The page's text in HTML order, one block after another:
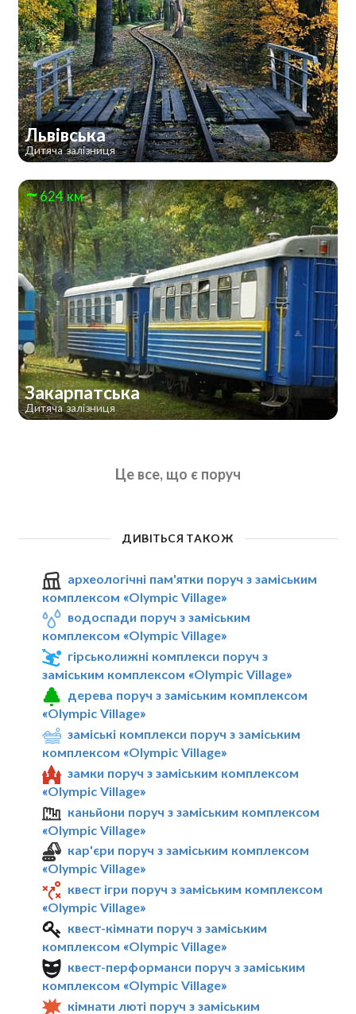
Львівська
Дитяча залізниця
624 км
Закарпатська
Дитяча залізниця
Це все, що є поруч
ДИВІТЬСЯ ТАКОЖ
археологічні пам'ятки поруч з заміським
комплексом «Olympic Village»
водоспади поруч з заміським
комплексом «Olympic Village»
гірськолижні комплекси поруч з
заміським комплексом «Olympic Village»
дерева поруч з заміським комплексом
«Olympic Village»
заміські комплекси поруч з заміським
комплексом «Olympic Village»
замки поруч з заміським комплексом
«Olympic Village»
каньйони поруч з заміським комплексом
«Olympic Village»
кар'єри поруч з заміським комплексом
«Olympic Village»
квест ігри поруч з заміським комплексом
«Olympic Village»
квест-кімнати поруч з заміським
комплексом «Olympic Village»
квест-перформанси поруч з заміським
комплексом «Olympic Village»
кімнати люті поруч з заміським